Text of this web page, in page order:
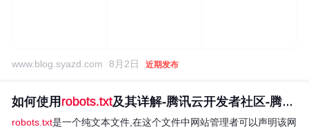
www.blog.syazd.com 8月2日 近期发布
如何使用 robots.txt及其详解-腾讯云开发者社区-腾讯云
robots.txt是一个纯文本文件,在这个文件中网站管理者可以声明该网